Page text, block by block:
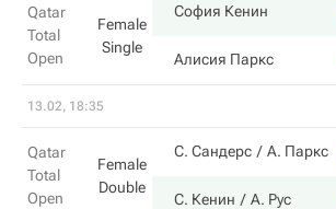
Qatar
Total
Open
Female
Single
София Кенин
Алисия Паркс
13.02, 18:35
Qatar
Total
Open
Female
Double
С. Сандерс А. Паркс
С. Кенин А. Рус